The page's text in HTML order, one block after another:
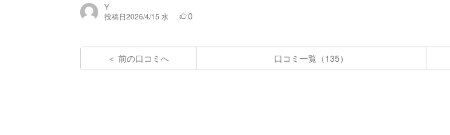
Y
投稿日2026/4/15 水 0
前の口コミへ 口コミ一覧（135）